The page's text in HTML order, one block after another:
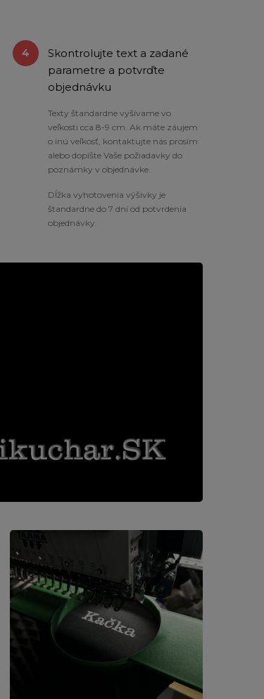
Skontrolujte text a zadané
parametre a potvrďte
objednávku
Texty štandardne vyšívame vo
veľkosti cca 8-9 cm. Ak máte záujem
o inú veľkosť, kontaktujte nás prosím
alebo dopíšte Vaše požiadavky do
poznámky v objednávke.
Dĺžka vyhotovenia výšivky je
štandardne do 7 dní od potvrdenia
objednávky.